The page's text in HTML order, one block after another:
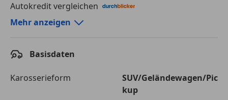
Autokredit vergleichen
Autokredit-Rechner von durchblicker.at
120 Monate
Mehr anzeigen
Basisdaten
Karosserieform
SUV/Geländewagen/Pic
kup